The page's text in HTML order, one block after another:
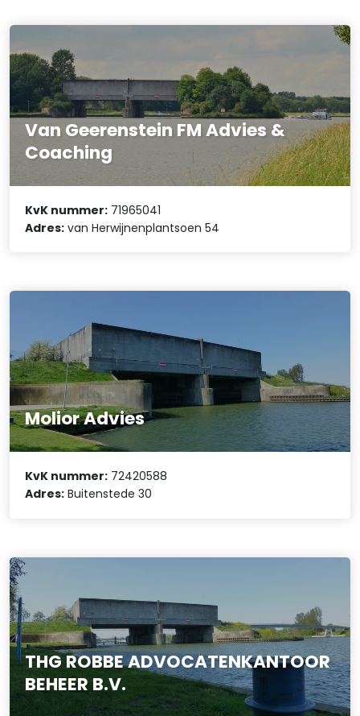
Van Geerenstein FM Advies &
Coaching
KvK nummer: 71965041
Adres: van Herwijnenplantsoen 54
Molior Advies
KvK nummer: 72420588
Adres: Buitenstede 30
THG ROBBE ADVOCATENKANTOOR
BEHEER B.V.